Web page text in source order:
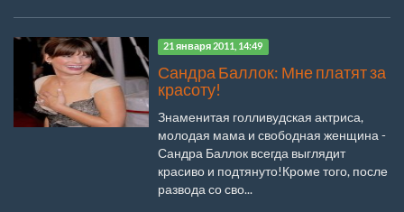
21 января 2011, 14:49
Сандра Баллок: Мне платят за
красоту!
Знаменитая голливудская актриса,
молодая мама и свободная женщина -
Сандра Баллок всегда выглядит
красиво и подтянуто!Кроме того, после
развода со сво...